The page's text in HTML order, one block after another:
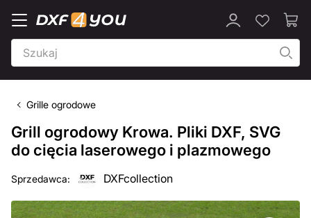
Grille ogrodowe
Grill ogrodowy Krowa. Pliki DXF, SVG
do cięcia laserowego i plazmowego
Sprzedawca: DXFcollection